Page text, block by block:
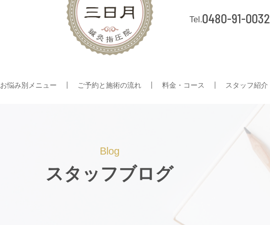
お悩み別メニュー ご予約と施術の流れ 料金・コース スタッフ紹介
0480-91-0032
Blog
スタッフブログ